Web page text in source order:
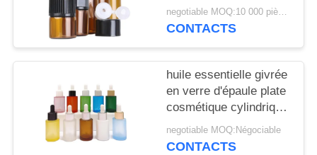
DEVIS
couleur 2 ml 3 ml 5 ml negotiable MOQ:10 000 pièces
CONTACTS
huile essentielle givrée
en verre d'épaule plate
cosmétique cylindrique
d'essence de bouteille
du compte-gouttes
negotiable MOQ:Négociable
CONTACTS